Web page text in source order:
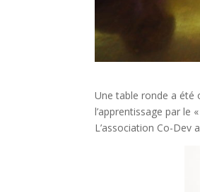
Une table ronde a été
l’apprentissage par le
L’association Co-Dev